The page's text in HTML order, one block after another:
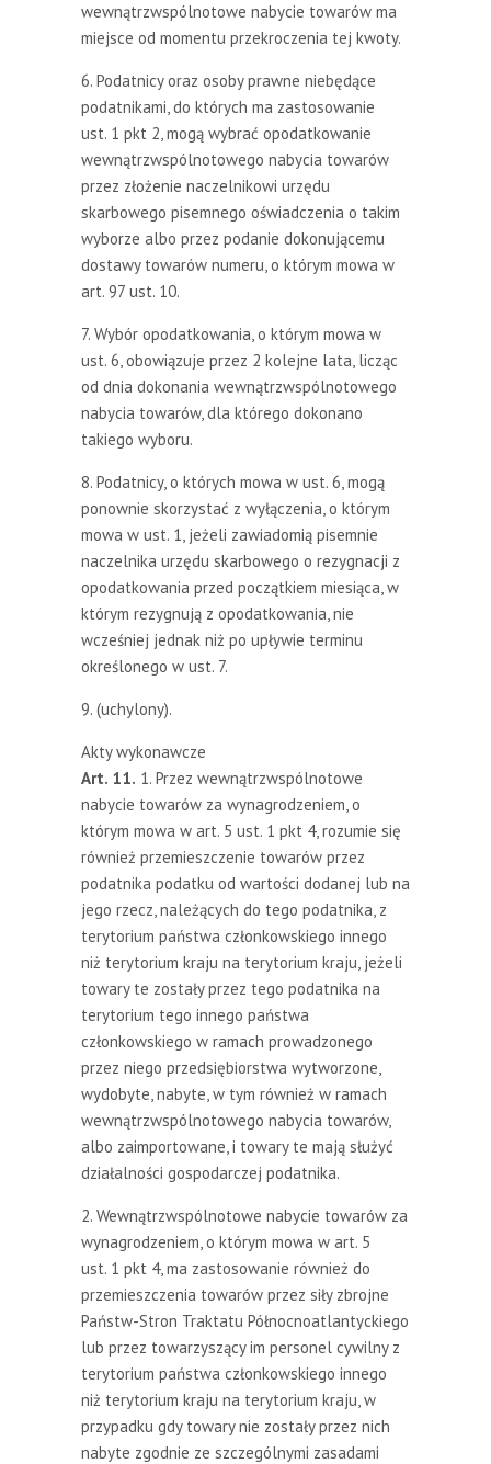
wewnątrzwspólnotowe nabycie towarów ma
miejsce od momentu przekroczenia tej kwoty.
6. Podatnicy oraz osoby prawne niebędące
podatnikami, do których ma zastosowanie
ust. 1 pkt 2, mogą wybrać opodatkowanie
wewnątrzwspólnotowego nabycia towarów
przez złożenie naczelnikowi urzędu
skarbowego pisemnego oświadczenia o takim
wyborze albo przez podanie dokonującemu
dostawy towarów numeru, o którym mowa w
art. 97 ust. 10.
7. Wybór opodatkowania, o którym mowa w
ust. 6, obowiązuje przez 2 kolejne lata, licząc
od dnia dokonania wewnątrzwspólnotowego
nabycia towarów, dla którego dokonano
takiego wyboru.
8. Podatnicy, o których mowa w ust. 6, mogą
ponownie skorzystać z wyłączenia, o którym
mowa w ust. 1, jeżeli zawiadomią pisemnie
naczelnika urzędu skarbowego o rezygnacji z
opodatkowania przed początkiem miesiąca, w
którym rezygnują z opodatkowania, nie
wcześniej jednak niż po upływie terminu
określonego w ust. 7.
9. (uchylony).
Akty wykonawcze
Art. 11. 1. Przez wewnątrzwspólnotowe
nabycie towarów za wynagrodzeniem, o
którym mowa w art. 5 ust. 1 pkt 4, rozumie się
również przemieszczenie towarów przez
podatnika podatku od wartości dodanej lub na
jego rzecz, należących do tego podatnika, z
terytorium państwa członkowskiego innego
niż terytorium kraju na terytorium kraju, jeżeli
towary te zostały przez tego podatnika na
terytorium tego innego państwa
członkowskiego w ramach prowadzonego
przez niego przedsiębiorstwa wytworzone,
wydobyte, nabyte, w tym również w ramach
wewnątrzwspólnotowego nabycia towarów,
albo zaimportowane, i towary te mają służyć
działalności gospodarczej podatnika.
2. Wewnątrzwspólnotowe nabycie towarów za
wynagrodzeniem, o którym mowa w art. 5
ust. 1 pkt 4, ma zastosowanie również do
przemieszczenia towarów przez siły zbrojne
Państw-Stron Traktatu Północnoatlantyckiego
lub przez towarzyszący im personel cywilny z
terytorium państwa członkowskiego innego
niż terytorium kraju na terytorium kraju, w
przypadku gdy towary nie zostały przez nich
nabyte zgodnie ze szczególnymi zasadami